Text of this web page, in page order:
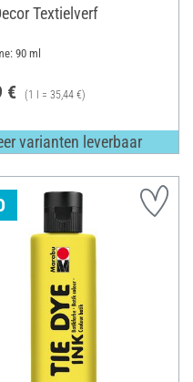
Textielverf
90 ml
€ (1 l = 35,44 €)
varianten leverbaar